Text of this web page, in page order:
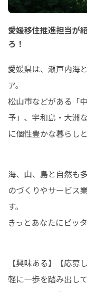
愛媛移住推進担当が
ろ！
愛媛県は、瀬戸内海
ア。
松山市などがある「
予」、宇和島・大洲
に個性豊かな暮らし
海、山、島と自然も
のづくりやサービス
す。
きっとあなたにピッ
【興味ある】【応募
軽に一歩を踏み出し